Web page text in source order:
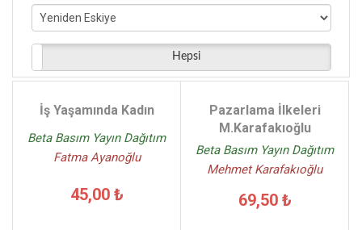
Osman Oy Gerçek Onur Oy - (5)
Tide Mill Media Editör Ekibi - (5)
Zekai Celep - (5)
Claire Freedman - (5)
Hepsi
İş Yaşamında Kadın
Beta Basım Yayın Dağıtım
Fatma Ayanoğlu
45,00 ₺
Pazarlama İlkeleri
M.Karafakıoğlu
Beta Basım Yayın Dağıtım
Mehmet Karafakıoğlu
69,50 ₺